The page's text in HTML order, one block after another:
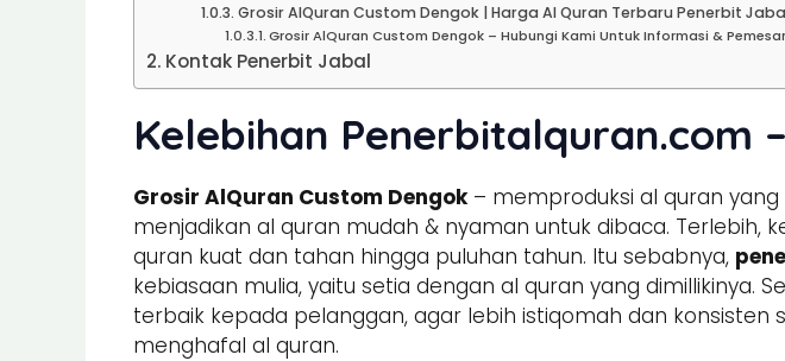
Grosir AlQuran Custom Dengok | Harga Al Quran Terbaru Penerbit
Grosir AlQuran Custom Dengok – Hubungi Kami Untuk Informasi &
Kontak Penerbit Jabal
Kelebihan Penerbitalquran.com
Grosir AlQuran Custom Dengok– memproduksi al quran
menjadikan al quran mudah & nyaman untuk dibaca.
quran kuat dan tahan hingga puluhan tahun. Itu sebabnya,
kebiasaan mulia, yaitu setia dengan al quran yang dimillikinya.
terbaik kepada pelanggan, agar lebih istiqomah dan
menghafal al quran.